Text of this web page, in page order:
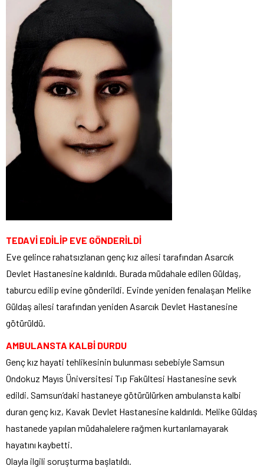
TEDAVİ EDİLİP EVE GÖNDERİLDİ
Eve gelince rahatsızlanan genç kız ailesi tarafından Asarcık
Devlet Hastanesine kaldırıldı. Burada müdahale edilen Güldaş,
taburcu edilip evine gönderildi. Evinde yeniden fenalaşan Melike
Güldaş ailesi tarafından yeniden Asarcık Devlet Hastanesine
götürüldü.
AMBULANSTA KALBİ DURDU
Genç kız hayati tehlikesinin bulunması sebebiyle Samsun
Ondokuz Mayıs Üniversitesi Tıp Fakültesi Hastanesine sevk
edildi. Samsun’daki hastaneye götürülürken ambulansta kalbi
duran genç kız, Kavak Devlet Hastanesine kaldırıldı. Melike Güldaş
hastanede yapılan müdahalelere rağmen kurtarılamayarak
hayatını kaybetti.
Olayla ilgili soruşturma başlatıldı.